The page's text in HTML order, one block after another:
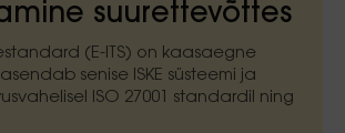
suurettevõttes
(E-ITS) on kaasaegne
senise ISKE süsteemi ja
ISO 27001 standardil ning